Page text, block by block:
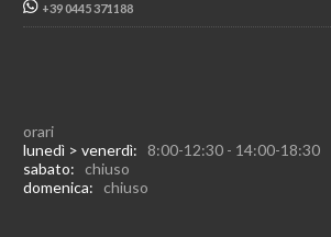
+39 0445 371188
orari
lunedì > venerdì: 8:00-12:30 - 14:00-18:30
sabato: chiuso
domenica: chiuso